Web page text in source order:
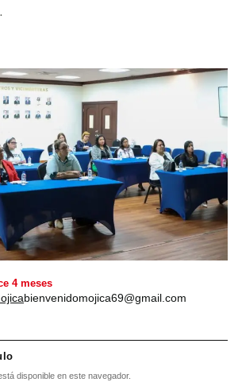
4 meses
bienvenidomojica69@gmail.com
disponible en este navegador.